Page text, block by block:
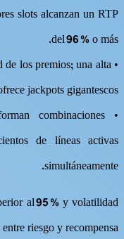
slots alcanzan un RTP
del 96 % o más.
de los premios; una alta
jackpots gigantescos.
combinaciones
de líneas activas
simultáneamente.
al 95 % y volatilidad
riesgo y recompensa.